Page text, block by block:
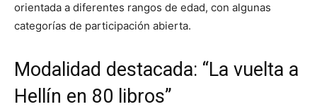
orientada a diferentes rangos de edad, con algunas
categorías de participación abierta.
Modalidad destacada: “La vuelta a
Hellín en 80 libros”